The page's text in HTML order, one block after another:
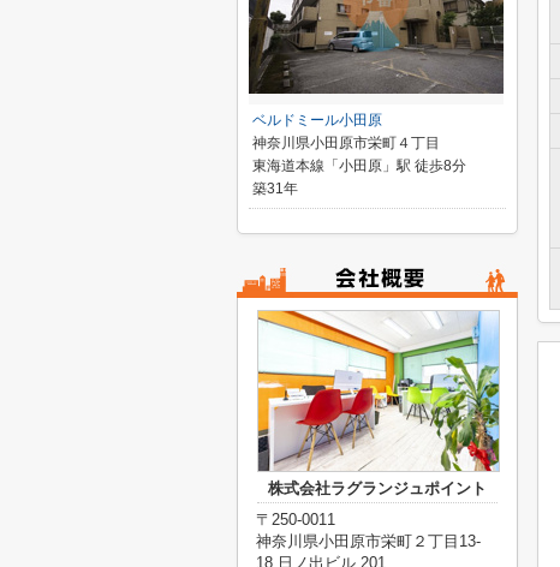
ベルドミール小田原
神奈川県小田原市栄町４丁目
東海道本線「小田原」駅 徒歩8分
築31年
株式会社ラグランジュポイント
〒250-0011
神奈川県小田原市栄町２丁目13-
18 日ノ出ビル 201